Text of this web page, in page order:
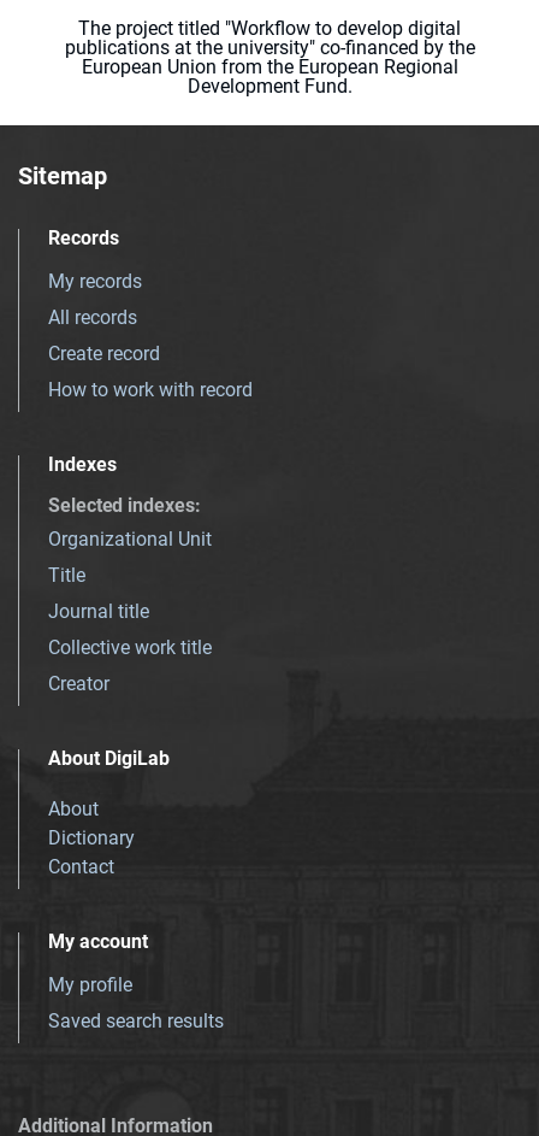
The project titled "Workflow to develop digital
publications at the university" co-financed by the
European Union from the European Regional
Development Fund.
Sitemap
Records
My records
All records
Create record
How to work with record
Indexes
Selected indexes:
Organizational Unit
Title
Journal title
Collective work title
Creator
About DigiLab
About
Dictionary
Contact
My account
My profile
Saved search results
Additional Information